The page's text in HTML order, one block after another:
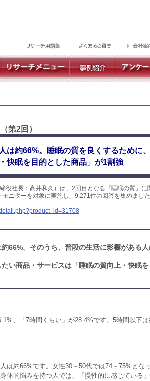
第2回）
は約66%。睡眠の質を良くするために
快眠を目的とした商品」が1割強
役社長：高井和久）は、2回目となる『睡眠の質』に
ニターを対象に実施し、9,271件の回答を集めまし
66%。そのうち、普段の生活に影響がある
い商品・サービスは「睡眠の質向上・快眠
、「7時間くらい」が28.4%です。5時間以下
は約66%です。女性30～50代では74～75%とな
体的悩みを持つ人では、「慢性的に感じている